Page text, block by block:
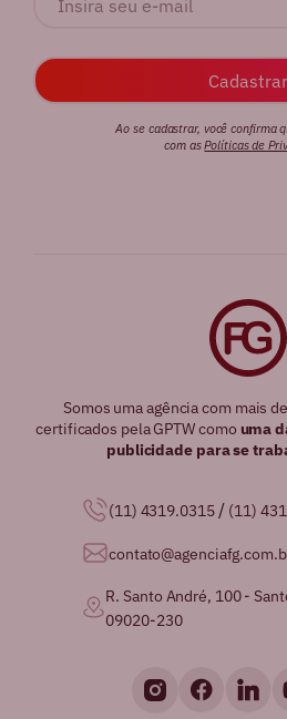
Somos uma agência com mais
certificados pela GPTW como uma
publicidade para se
(11) 4319.0315 / (11)
R. Santo André, 100 -
09020-230
Ao se cadastrar, você confirma
com asPolíticas de